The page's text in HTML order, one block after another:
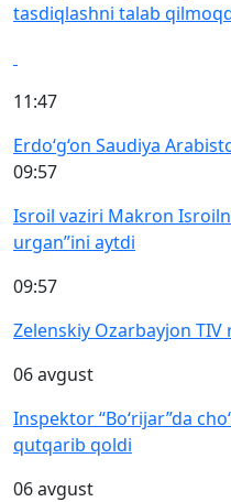
tasdiqlashni talab
11:47
Erdo‘g‘on Saudiya
09:57
Isroil vaziri Makron
urgan”ini aytdi
09:57
Zelenskiy Ozarbayjon
06 avgust
Inspektor “Bo‘rijar”da
qutqarib qoldi
06 avgust